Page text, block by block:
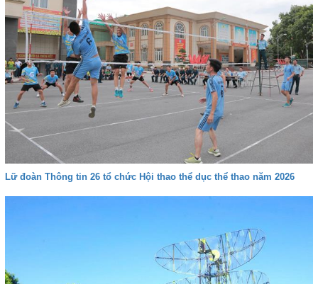
Lữ đoàn Thông tin 26 tổ chức Hội thao thể dục thể thao năm 2026